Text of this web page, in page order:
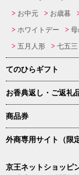
お中元 お歳暮
ホワイトデー
母
五月人形
七五三
てのひらギフト
お香典返し・ご返礼
商品券
外商専用サイト（限
京王ネットショッピ